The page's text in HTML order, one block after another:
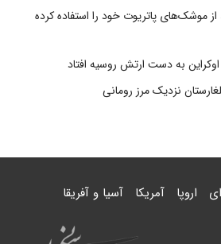
۸۶ درصد از موشک‌های پاتریوت خود را استفاده کرده
اوکراین به دست ارتش روسیه افتاد
نزدیک مرز رومانی
اروپا آمریکا آسیا و آفریقا